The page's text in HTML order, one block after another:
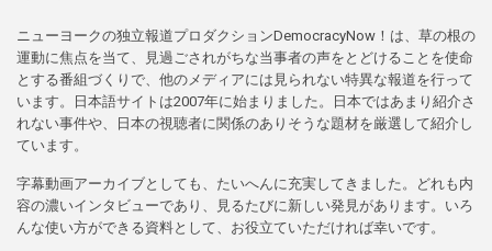
ニューヨークの独立報道プロダクションDemocracyNow！は、草の根の
運動に焦点を当て、見過ごされがちな当事者の声をとどけることを使命
とする番組づくりで、他のメディアには見られない特異な報道を行って
います。日本語サイトは2007年に始まりました。日本ではあまり紹介さ
れない事件や、日本の視聴者に関係のありそうな題材を厳選して紹介し
ています。
字幕動画アーカイブとしても、たいへんに充実してきました。どれも内
容の濃いインタビューであり、見るたびに新しい発見があります。いろ
んな使い方ができる資料として、お役立ていただければ幸いです。